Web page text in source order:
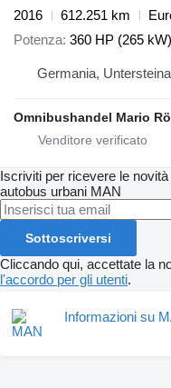
2016
612.251 km
Potenza 360 HP (265 kW)
Germania,
Omnibushandel Mario
Iscriviti per ricevere le
autobus urbani MAN
Sottoscriversi
Cliccando qui, accettate la
l'accordo per gli utenti.
Informazioni su